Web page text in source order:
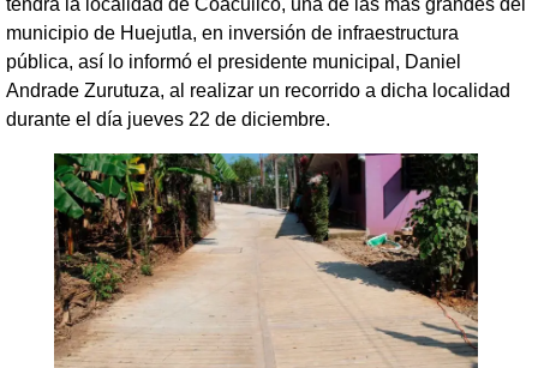
tendrá la localidad de Coacuilco, una de las más grandes del
municipio de Huejutla, en inversión de infraestructura
pública, así lo informó el presidente municipal, Daniel
Andrade Zurutuza, al realizar un recorrido a dicha localidad
durante el día jueves 22 de diciembre.